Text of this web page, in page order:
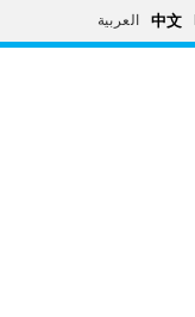
العربية 中文